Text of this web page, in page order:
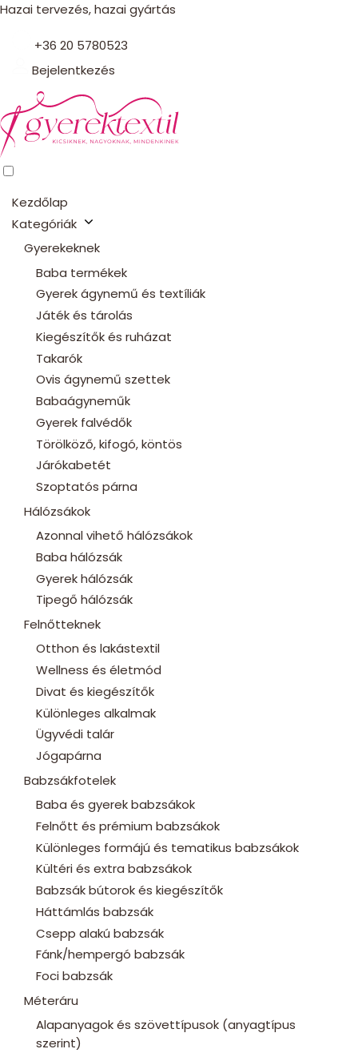
Hazai tervezés, hazai gyártás
+36 20 5780523
Bejelentkezés
Kezdőlap
Kategóriák
Gyerekeknek
Baba termékek
Gyerek ágynemű és textíliák
Játék és tárolás
Kiegészítők és ruházat
Takarók
Ovis ágynemű szettek
Babaágyneműk
Gyerek falvédők
Törölköző, kifogó, köntös
Járókabetét
Szoptatós párna
Hálózsákok
Azonnal vihető hálózsákok
Baba hálózsák
Gyerek hálózsák
Tipegő hálózsák
Felnőtteknek
Otthon és lakástextil
Wellness és életmód
Divat és kiegészítők
Különleges alkalmak
Ügyvédi talár
Jógapárna
Babzsákfotelek
Baba és gyerek babzsákok
Felnőtt és prémium babzsákok
Különleges formájú és tematikus babzsákok
Kültéri és extra babzsákok
Babzsák bútorok és kiegészítők
Háttámlás babzsák
Csepp alakú babzsák
Fánk/hempergó babzsák
Foci babzsák
Méteráru
Alapanyagok és szövettípusok (anyagtípus
szerint)